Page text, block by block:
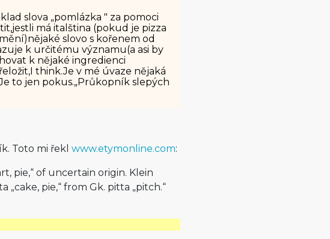
slova „pomlázka " za pomoci
má italština (pokud je pizza
slovo s kořenem od
k určitému významu(a asi by
k nějaké ingredienci
think.Je v mé úvaze nějaká
to jen pokus.„Průkopník slepých
Toto mi řekl www.etymonline.com:
pie,“ of uncertain origin. Klein
pie,“ from Gk. pitta „pitch.“